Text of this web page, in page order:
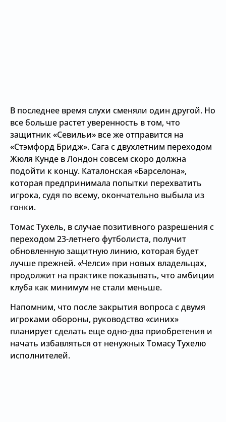
В последнее время слухи сменяли один другой. Но
все больше растет уверенность в том, что
защитник «Севильи» все же отправится на
«Стэмфорд Бридж». Сага с двухлетним переходом
Жюля Кунде в Лондон совсем скоро должна
подойти к концу. Каталонская «Барселона»,
которая предпринимала попытки перехватить
игрока, судя по всему, окончательно выбыла из
гонки.
Томас Тухель, в случае позитивного разрешения с
переходом 23-летнего футболиста, получит
обновленную защитную линию, которая будет
лучше прежней. «Челси» при новых владельцах,
продолжит на практике показывать, что амбиции
клуба как минимум не стали меньше.
Напомним, что после закрытия вопроса с двумя
игроками обороны, руководство «синих»
планирует сделать еще одно-два приобретения и
начать избавляться от ненужных Томасу Тухелю
исполнителей.